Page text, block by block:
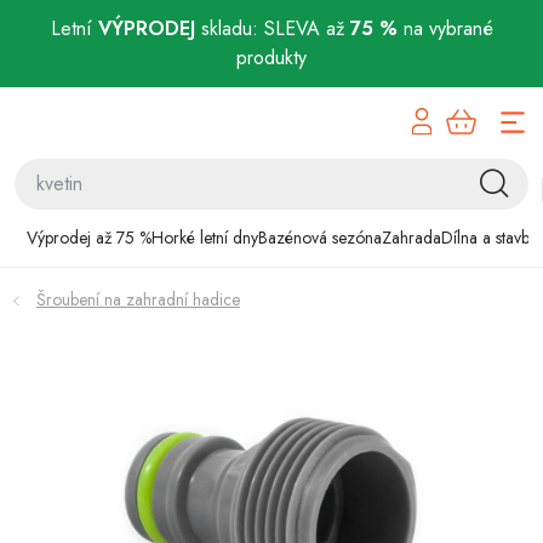
Letní VÝPRODEJskladu: SLEVA až 75 % na vybrané
produkty
Výprodej až 75 %Horké letní dnyBazénová sezónaZahradaDílna a stavba
Bazénová sezóna
Zahrada
Chovatelské potřeby
Šroubení na zahradní hadice